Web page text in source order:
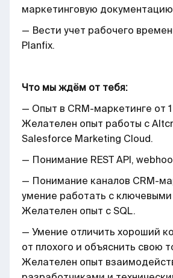
маркетинговую
— Вести учет рабочего
Planfix.
Что мы ждём от тебя:
— Опыт в CRM-маркетинге от 1
Желателен опыт работы с
Salesforce Marketing Cloud.
— Понимание REST API,
— Понимание каналов CRM-
умение работать с
Желателен опыт с SQL.
— Умение отличить хороший
от плохого и объяснить свою
Желателен опыт